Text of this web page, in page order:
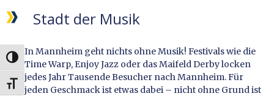
UMSCHALTEN AUF HOHE KONTRASTE
SCHRIFT VERGRÖSSERN
Stadt der Musik
In Mannheim geht nichts ohne Musik! Festivals wie die
Time Warp, Enjoy Jazz oder das Maifeld Derby locken
jedes Jahr Tausende Besucher nach Mannheim. Für
jeden Geschmack ist etwas dabei – nicht ohne Grund ist